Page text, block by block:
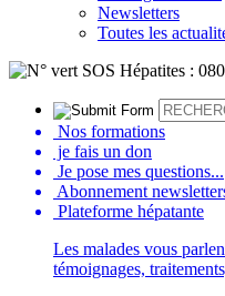
Newsletters
Toutes les
Nos formations
je fais un don
Je pose mes questions...
Abonnement
Plateforme hépatante
Les malades vous
témoignages,